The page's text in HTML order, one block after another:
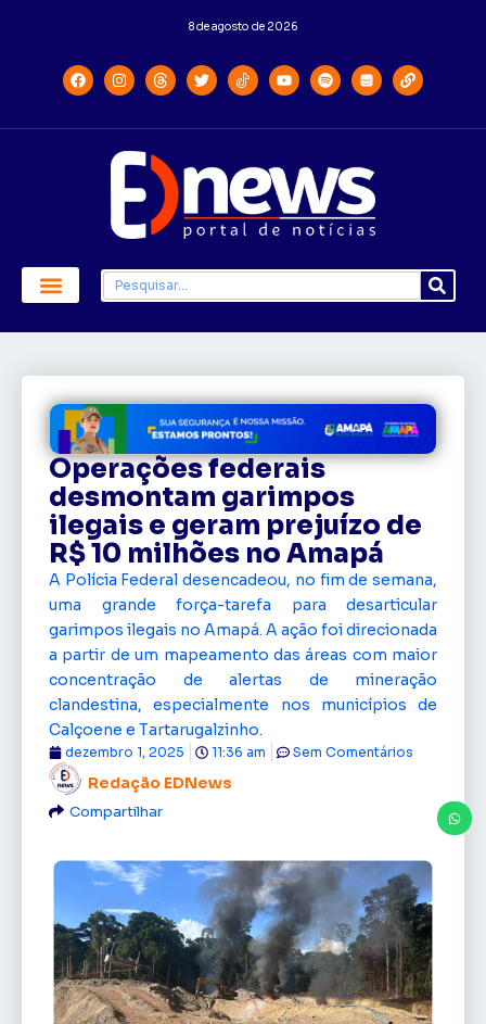
8 de agosto de 2026
Operações federais
desmontam garimpos
ilegais e geram prejuízo de
R$ 10 milhões no Amapá
A Polícia Federal desencadeou, no fim de semana,
uma grande força-tarefa para desarticular
garimpos ilegais no Amapá. A ação foi direcionada
a partir de um mapeamento das áreas com maior
concentração de alertas de mineração
clandestina, especialmente nos municípios de
Calçoene e Tartarugalzinho.
Redação EDNews
dezembro 1, 2025 11:36 am Sem Comentários
Compartilhar